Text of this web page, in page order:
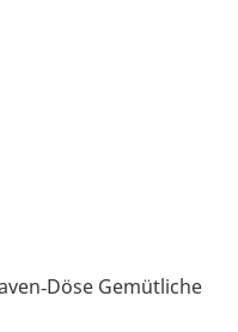
Gemütliche